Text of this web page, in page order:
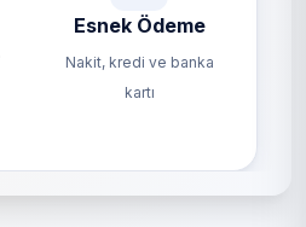
Esnek Ödeme
Nakit, kredi ve banka
kartı